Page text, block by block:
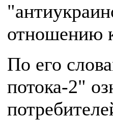
отношению
По его
потока-2"